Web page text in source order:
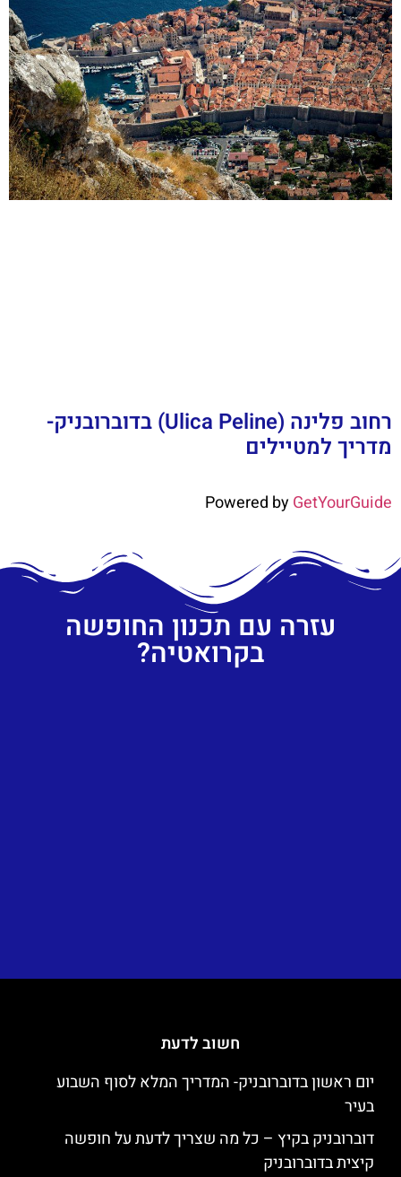
רחוב פלינה (Ulica Peline) בדוברובניק-
מדריך למטיילים
Powered byGetYourGuide
עזרה עם תכנון החופשה
בקרואטיה?
חשוב לדעת
יום ראשון בדוברובניק- המדריך המלא לסוף השבוע
בעיר
דוברובניק בקיץ – כל מה שצריך לדעת על חופשה
קיצית בדוברובניק